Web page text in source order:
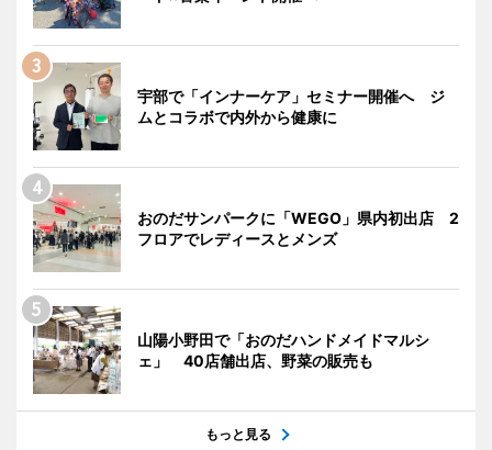
宇部で「インナーケア」セミナー開催へ ジ
ムとコラボで内外から健康に
おのだサンパークに「WEGO」県内初出店 2
フロアでレディースとメンズ
山陽小野田で「おのだハンドメイドマルシ
ェ」 40店舗出店、野菜の販売も
もっと見る